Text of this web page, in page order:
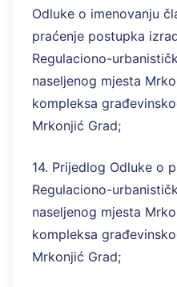
Odluke o imenovanju
praćenje postupka
Regulaciono-
naseljenog mjesta
kompleksa
Mrkonjić Grad;
14. Prijedlog Odluke o
Regulaciono-
naseljenog mjesta
kompleksa
Mrkonjić Grad;